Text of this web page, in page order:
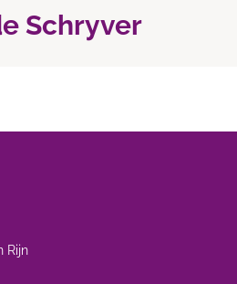
Schryver
Rijn